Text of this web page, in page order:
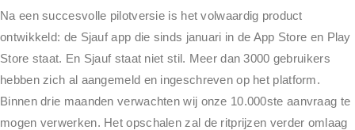
Na een succesvolle pilotversie is het volwaardig product
ontwikkeld: de Sjauf app die sinds januari in de App Store en Play
Store staat. En Sjauf staat niet stil. Meer dan 3000 gebruikers
hebben zich al aangemeld en ingeschreven op het platform.
Binnen drie maanden verwachten wij onze 10.000ste aanvraag te
mogen verwerken. Het opschalen zal de ritprijzen verder omlaag